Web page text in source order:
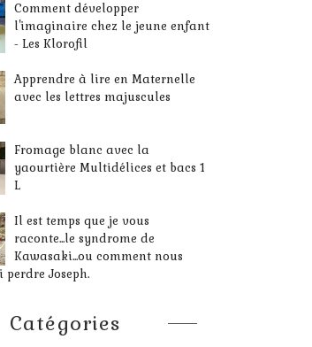
Comment développer
l'imaginaire chez le jeune enfant
- Les Klorofil
Apprendre à lire en Maternelle
avec les lettres majuscules
Fromage blanc avec la
yaourtière Multidélices et bacs 1
L
Il est temps que je vous
raconte...le syndrome de
Kawasaki...ou comment nous
Joseph.
Catégories